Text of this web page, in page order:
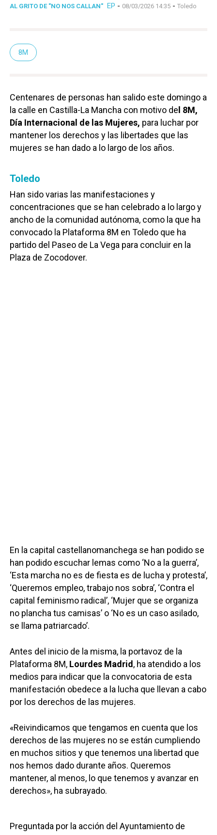
AL GRITO DE "NO NOS CALLAN" EP - 08/03/2026 14:35 - Toledo
8M
Centenares de personas han salido este domingo a
la calle en Castilla-La Mancha con motivo de l 8M,
Día Internacional de las Mujeres, para luchar por
mantener los derechos y las libertades que las
mujeres se han dado a lo largo de los años.
Toledo
Han sido varias las manifestaciones y
concentraciones que se han celebrado a lo largo y
ancho de la comunidad autónoma, como la que ha
convocado la Plataforma 8M en Toledo que ha
partido del Paseo de La Vega para concluir en la
Plaza de Zocodover.
En la capital castellanomanchega se han podido se
han podido escuchar lemas como ‘No a la guerra’,
‘Esta marcha no es de fiesta es de lucha y protesta’,
‘Queremos empleo, trabajo nos sobra’, ‘Contra el
capital feminismo radical’, ‘Mujer que se organiza
no plancha tus camisas’ o ‘No es un caso asilado,
se llama patriarcado’.
Antes del inicio de la misma, la portavoz de la
Plataforma 8M, Lourdes Madrid, ha atendido a los
medios para indicar que la convocatoria de esta
manifestación obedece a la lucha que llevan a cabo
por los derechos de las mujeres.
«Reivindicamos que tengamos en cuenta que los
derechos de las mujeres no se están cumpliendo
en muchos sitios y que tenemos una libertad que
nos hemos dado durante años. Queremos
mantener, al menos, lo que tenemos y avanzar en
derechos», ha subrayado.
Preguntada por la acción del Ayuntamiento de